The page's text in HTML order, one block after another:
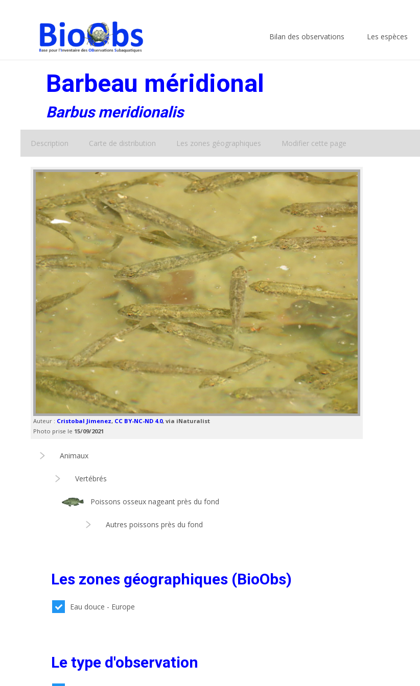
Bilan des observations Les espèces
Barbeau méridional
Barbus meridionalis
Description Carte de distribution Les zones géographiques Modifier cette page
Auteur : Cristobal Jimenez, CC BY-NC-ND 4.0, via iNaturalist
Photo prise le 15/09/2021
Animaux
Vertébrés
Poissons osseux nageant près du fond
Autres poissons près du fond
Les zones géographiques (BioObs)
Eau douce - Europe
Le type d'observation